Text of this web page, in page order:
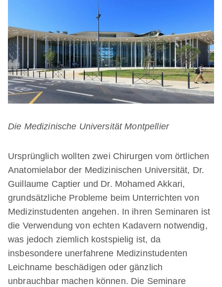
Die Medizinische Universität Montpellier
Ursprünglich wollten zwei Chirurgen vom örtlichen
Anatomielabor der Medizinischen Universität, Dr.
Guillaume Captier und Dr. Mohamed Akkari,
grundsätzliche Probleme beim Unterrichten von
Medizinstudenten angehen. In ihren Seminaren ist
die Verwendung von echten Kadavern notwendig,
was jedoch ziemlich kostspielig ist, da
insbesondere unerfahrene Medizinstudenten
Leichname beschädigen oder gänzlich
unbrauchbar machen können. Die Seminare